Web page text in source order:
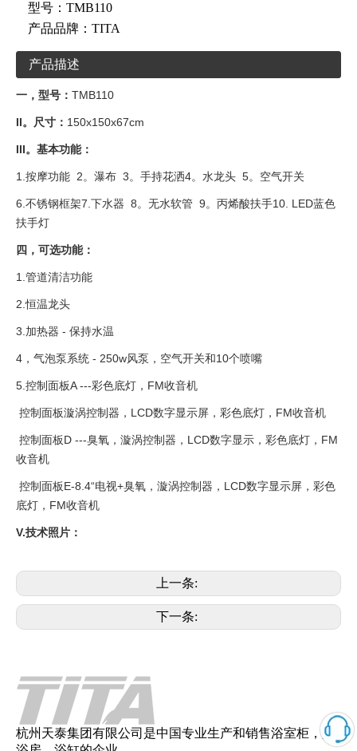
型号： TMB110
产品品牌： TITA
产品描述
一，型号： TMB110
II。尺寸： 150x150x67cm
III。基本功能：
1.按摩功能 2。瀑布 3。手持花洒4。水龙头 5。空气开关
6.不锈钢框架7.下水器 8。无水软管 9。丙烯酸扶手10. LED蓝色
扶手灯
四，可选功能：
1.管道清洁功能
2.恒温龙头
3.加热器 - 保持水温
4，气泡泵系统 - 250w风泵，空气开关和10个喷嘴
5.控制面板A ---彩色底灯，FM收音机
控制面板漩涡控制器，LCD数字显示屏，彩色底灯，FM收音机
控制面板D ---臭氧，漩涡控制器，LCD数字显示，彩色底灯，FM
收音机
控制面板E-8.4“电视+臭氧，漩涡控制器，LCD数字显示屏，彩色
底灯，FM收音机
V.技术照片：
上一条:
下一条:
杭州天泰集团有限公司是中国专业生产和销售浴室柜，淋